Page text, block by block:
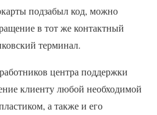
подзабыл код, можно
в тот же контактный
терминал.
центра поддержки
клиенту любой необходимой
а также и его